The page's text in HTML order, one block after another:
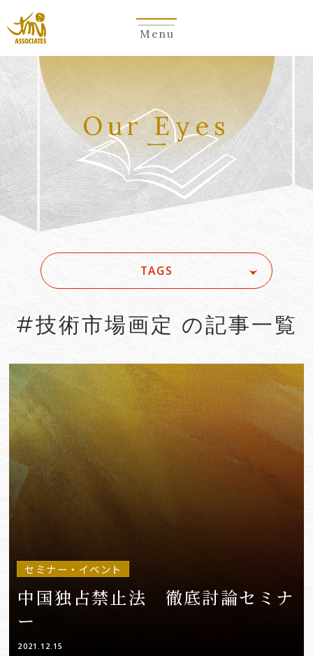
Menu
Our Eyes
TAGS
#Account seizure
#ACRA
#aerospace
#AFCP
#Agentic AI
#Agreements
#AI
#AI Governance
#AI/IoT
VIEW MORE
#技術市場画定 の記事一覧
セミナー・イベント
中国独占禁止法 徹底討論セミナ
ー
2021.12.15